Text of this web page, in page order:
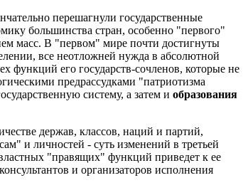
перешагнули государственные
большинства стран, особенно "первого"
масс. В "первом" мире почти достигнуты
все неотложней нужда в абсолютной
функций его государств-сочленов, которые не
предрассудками "патриотизма
систему, а затем и образования
держав, классов, наций и партий,
и личностей - суть изменений в третьей
"правящих" функций приведет к ее
и организаторов исполнения